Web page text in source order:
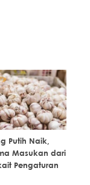
Putih Naik,
Masukan dari
Pengaturan